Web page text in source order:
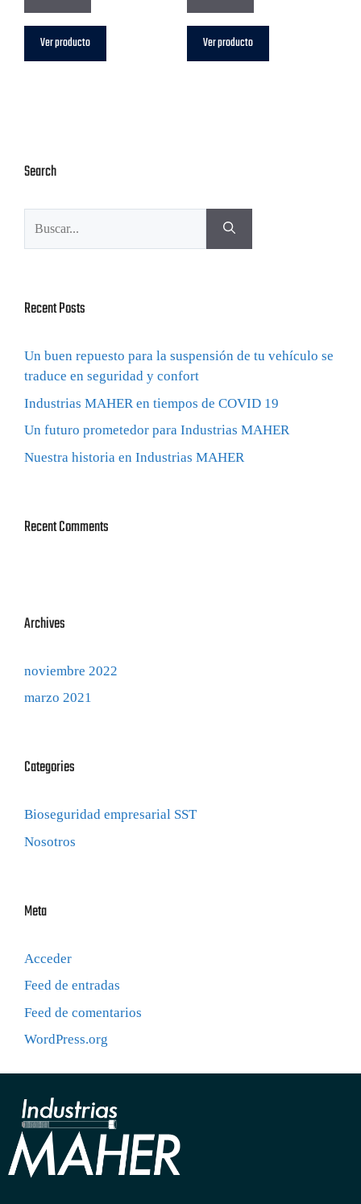
Ver producto Ver producto
Search
Recent Posts
Un buen repuesto para la suspensión de tu vehículo se
traduce en seguridad y confort
Industrias MAHER en tiempos de COVID 19
Un futuro prometedor para Industrias MAHER
Nuestra historia en Industrias MAHER
Recent Comments
Archives
noviembre 2022
marzo 2021
Categories
Bioseguridad empresarial SST
Nosotros
Meta
Acceder
Feed de entradas
Feed de comentarios
WordPress.org